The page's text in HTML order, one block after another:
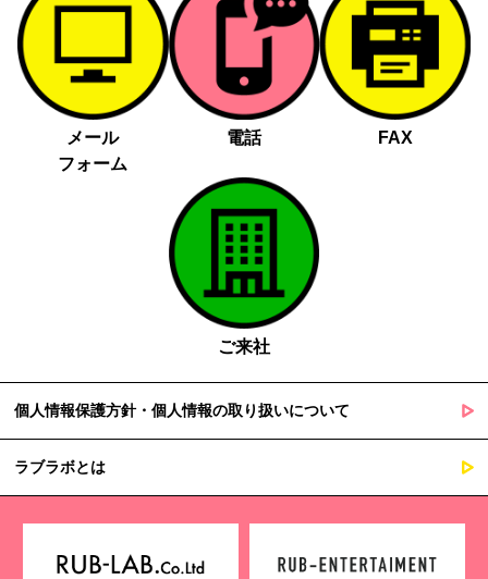
メール
フォーム
電話 FAX
ご来社
個人情報保護方針・個人情報の取り扱いについて
ラブラボとは